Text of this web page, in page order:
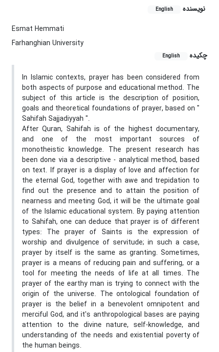
نویسنده English
Esmat Hemmati
Farhanghian University
چکیده
English
In Islamic contexts, prayer has been considered from
both aspects of purpose and educational method. The
subject of this article is the description of position,
goals and theoretical foundations of prayer, based on "
Sahifah Sajjadiyyah ".
After Quran, Sahifah is of the highest documentary,
and one of the most important sources of
monotheistic knowledge. The present research has
been done via a descriptive - analytical method, based
on text. If prayer is a display of love and affection for
the eternal God, together with awe and trepidation to
find out the presence and to attain the position of
nearness and meeting God, it will be the ultimate goal
of the Islamic educational system. By paying attention
to Sahifah, one can deduce that prayer is of different
types: The prayer of Saints is the expression of
worship and divulgence of servitude; in such a case,
prayer by itself is the same as granting. Sometimes,
prayer is a means of reducing pain and suffering, or a
tool for meeting the needs of life at all times. The
prayer of the earthy man is trying to connect with the
origin of the universe. The ontological foundation of
prayer is the belief in a benevolent omnipotent and
merciful God, and it's anthropological bases are paying
attention to the divine nature, self-knowledge, and
understanding of the needs and existential poverty of
the human beings.